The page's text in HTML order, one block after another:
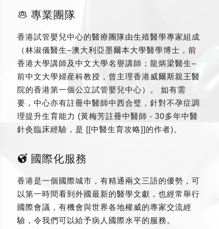
專業團隊
香港試管嬰兒中心的醫療團隊由生殖醫學專家組成
（林淑儀醫生–澳大利亞墨爾本大學醫學博士，前
香港大學講師及中文大學名譽講師；龍炳梁醫生–
前中文大學婦産科教授，曾主理香港威爾斯親王醫
院的香港第一個公立試管嬰兒中心）。 如有需
要，中心亦有註冊中醫師中西合璧，針對不孕症調
理提升生育能力 (黃梅芳註冊中醫師 - 30多年中醫
針灸臨床經驗，是 [[中醫生育攻略]]的作者)。
國際化服務
香港是一個國際城市，有精通兩文三語的優勢，可
以第一時間看到外國最新的醫學文獻，也經常舉行
國際會議，有機會與世界各地權威的專家交流經
驗，令我們可以給予病人國際水平的服務。